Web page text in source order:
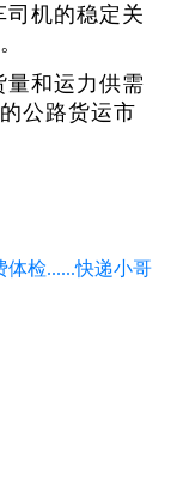
机的稳定关
量和运力供需
公路货运市
检......快递小哥